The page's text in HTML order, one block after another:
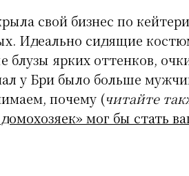
свой бизнес по
Идеально сидящие
блузы ярких оттенков,
у Бри было больше
почему (читайте
мог бы стать